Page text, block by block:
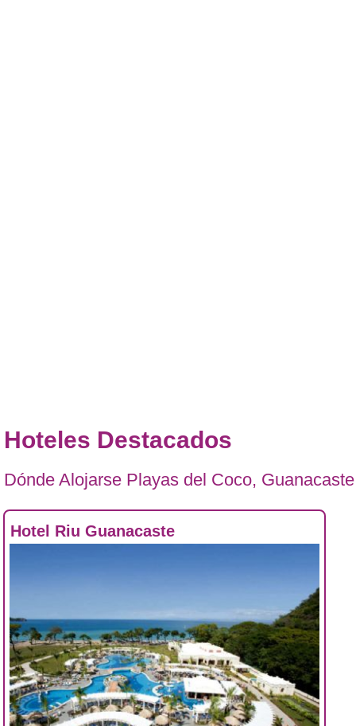
Hoteles Destacados
Dónde Alojarse Playas del Coco, Guanacaste
Hotel Riu Guanacaste